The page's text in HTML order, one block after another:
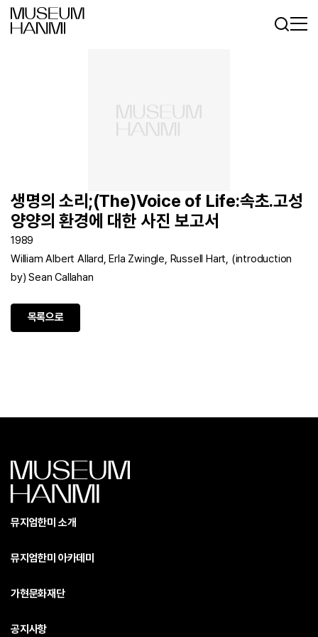
생명의 소리;(The)Voice of Life:속초.고성
양양의 환경에 대한 사진 보고서
1989
William Albert Allard, Erla Zwingle, Russell Hart, (introduction
by) Sean Callahan
목록으로
뮤지엄한미 소개
뮤지엄한미 아카데미
가현문화재단
공지사항